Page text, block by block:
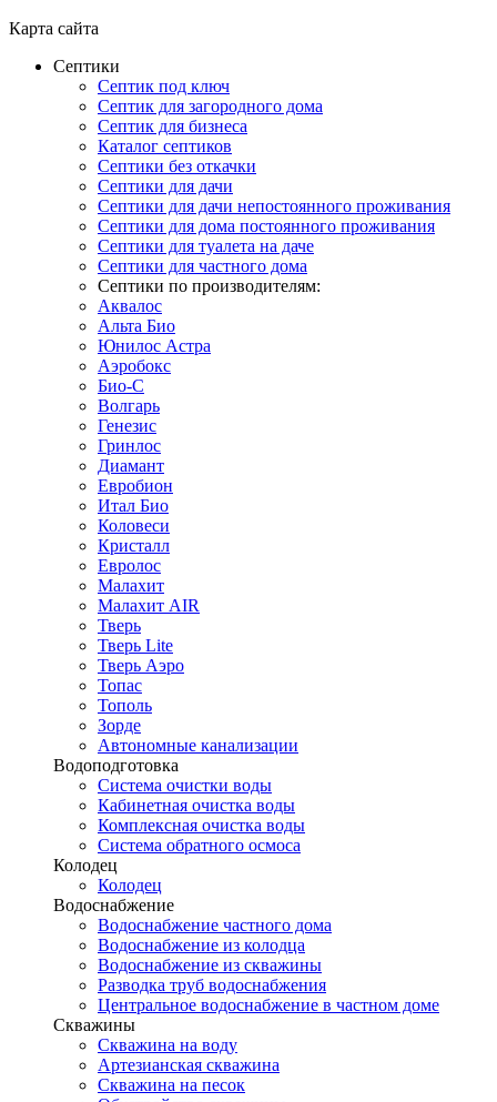
Карта сайта
Септики
Септик под ключ
Септик для загородного дома
Септик для бизнеса
Каталог септиков
Септики без откачки
Септики для дачи
Септики для дачи непостоянного проживания
Септики для дома постоянного проживания
Септики для туалета на даче
Септики для частного дома
Септики по производителям:
Аквалос
Альта Био
Юнилос Астра
Аэробокс
Био-С
Волгарь
Генезис
Гринлос
Диамант
Евробион
Итал Био
Коловеси
Кристалл
Евролос
Малахит
Малахит AIR
Тверь
Тверь Lite
Тверь Аэро
Топас
Тополь
Зорде
Автономные канализации
Водоподготовка
Система очистки воды
Кабинетная очистка воды
Комплексная очистка воды
Система обратного осмоса
Колодец
Колодец
Водоснабжение
Водоснабжение частного дома
Водоснабжение из колодца
Водоснабжение из скважины
Разводка труб водоснабжения
Центральное водоснабжение в частном доме
Скважины
Скважина на воду
Артезианская скважина
Скважина на песок